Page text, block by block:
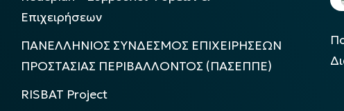
Επιχειρήσεων
ΠΑΝΕΛΛΗΝΙΟΣ ΣΥΝΔΕΣΜΟΣ ΕΠΙΧΕΙΡΗΣΕΩΝ
ΠΡΟΣΤΑΣΙΑΣ ΠΕΡΙΒΑΛΛΟΝΤΟΣ (ΠΑΣΕΠΠΕ)
RISBAT Project